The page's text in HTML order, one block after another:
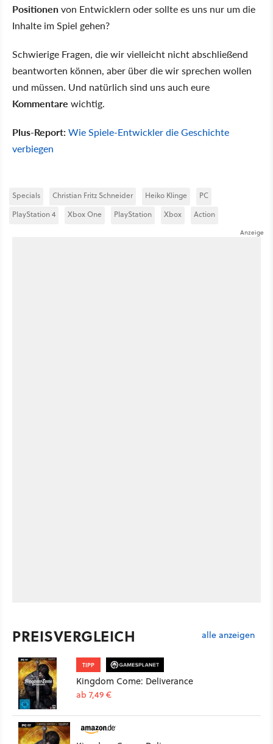
Positionenvon Entwicklern oder sollte es uns nur um die
Inhalte im Spiel gehen?
Schwierige Fragen, die wir vielleicht nicht abschließend
beantworten können, aber über die wir sprechen wollen
und müssen. Und natürlich sind uns auch eure
Kommentare wichtig.
Plus-Report:Wie Spiele-Entwickler die Geschichte
verbiegen
Specials Christian Fritz Schneider Heiko Klinge
PC
PlayStation 4
Xbox One PlayStation Xbox Action
PREISVERGLEICH alle anzeigen
TIPP
Kingdom Come: Deliverance
ab 7,49 €